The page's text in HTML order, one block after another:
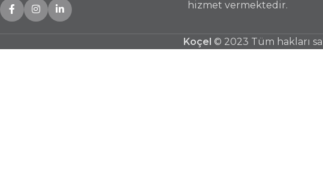
hizmet vermektedir.
Koçel © 2023 Tüm hakları